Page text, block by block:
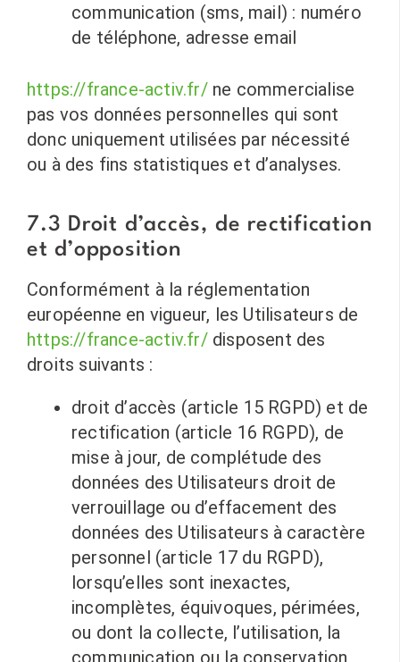
communication (sms, mail) : numéro
de téléphone, adresse email
https://france-activ.fr/ne commercialise
pas vos données personnelles qui sont
donc uniquement utilisées par nécessité
ou à des fins statistiques et d’analyses.
7.3 Droit d’accès, de rectification
et d’opposition
Conformément à la réglementation
européenne en vigueur, les Utilisateurs de
https://france-activ.fr/disposent des
droits suivants :
droit d’accès (article 15 RGPD) et de
rectification (article 16 RGPD), de
mise à jour, de complétude des
données des Utilisateurs droit de
verrouillage ou d’effacement des
données des Utilisateurs à caractère
personnel (article 17 du RGPD),
lorsqu’elles sont inexactes,
incomplètes, équivoques, périmées,
ou dont la collecte, l’utilisation, la
communication ou la conservation